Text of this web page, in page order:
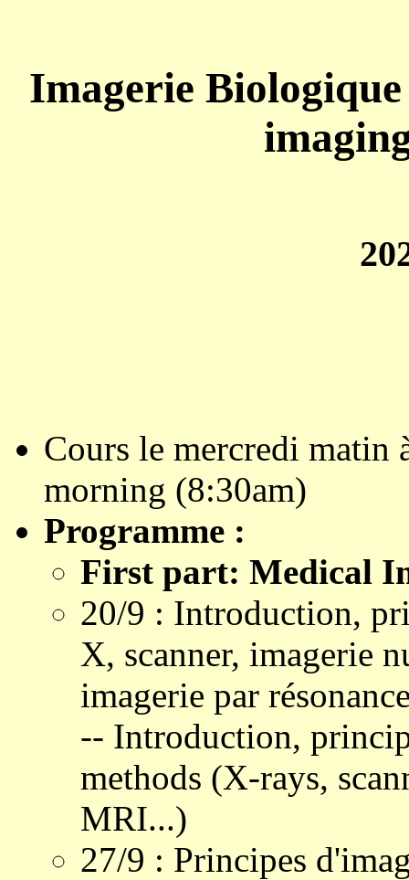
Imagerie
Cours le mercredi matin
morning (8:30am)
Programme :
First part: Medical
20/9 : Introduction,
X, scanner, imagerie
imagerie par
-- Introduction,
methods (X-rays,
MRI...)
27/9 : Principes